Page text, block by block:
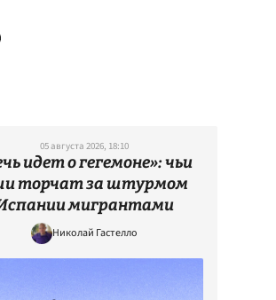
05 августа 2026, 18:10
идет о гегемоне»: чьи
торчат за штурмом
мигрантами
Николай Гастелло